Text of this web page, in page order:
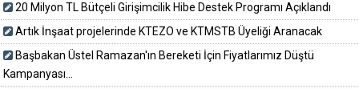
20 Milyon TL Bütçeli Girişimcilik Hibe Destek Programı Açıklandı
Artık İnşaat projelerinde KTEZO ve KTMSTB Üyeliği Aranacak
Başbakan Üstel Ramazan'ın Bereketi İçin Fiyatlarımız Düştü
Kampanyası...